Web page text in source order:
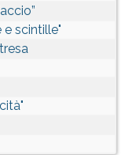
e scintille"